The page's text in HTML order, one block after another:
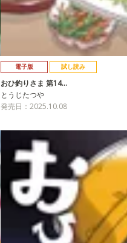
電子版 試し読み
おひ釣りさま 第14…
とうじたつや
発売日：2025.10.08